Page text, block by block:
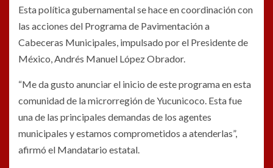
Esta política gubernamental se hace en coordinación con
las acciones del Programa de Pavimentación a
Cabeceras Municipales, impulsado por el Presidente de
México, Andrés Manuel López Obrador.
“Me da gusto anunciar el inicio de este programa en esta
comunidad de la microrregión de Yucunicoco. Esta fue
una de las principales demandas de los agentes
municipales y estamos comprometidos a atenderlas”,
afirmó el Mandatario estatal.